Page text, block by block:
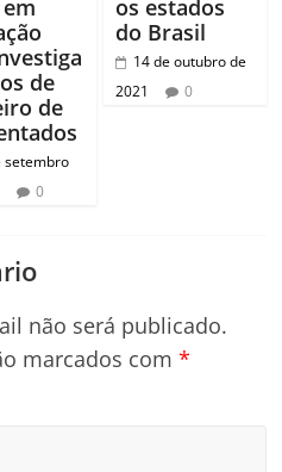
em
de
de
setembro
0
os estados
do Brasil
14 de outubro de
2021
0
não será publicado.
marcados com*